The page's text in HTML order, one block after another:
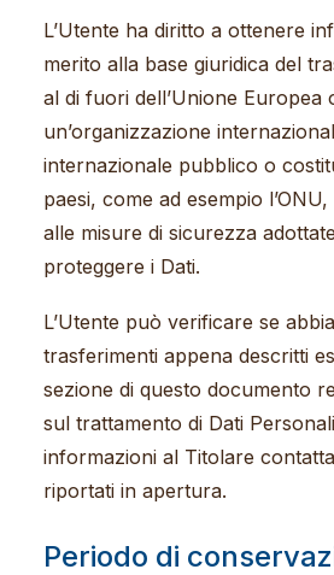
L’Utente ha diritto a ottenere
merito alla base giuridica del
al di fuori dell’Unione Europea
un’organizzazione
internazionale pubblico o
paesi, come ad esempio
alle misure di sicurezza
proteggere i Dati.
L’Utente può verificare se
trasferimenti appena descritti
sezione di questo documento
sul trattamento di Dati
informazioni al Titolare
riportati in apertura.
Periodo di